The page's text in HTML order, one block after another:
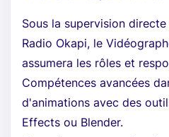
Sous la supervision
Radio Okapi, le
assumera les rôles et
Compétences avancées
d'animations avec des
Effects ou Blender.